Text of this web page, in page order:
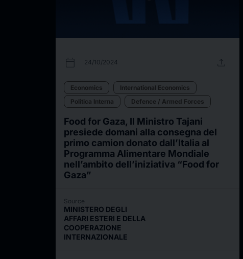
calendar_today 24/10/2024 upload
Economics
International Economics
Politica Interna
Defence / Armed Forces
Food for Gaza, Il Ministro Tajani
presiede domani alla consegna del
primo camion donato dall’Italia al
Programma Alimentare Mondiale
nell’ambito dell’iniziativa “Food for
Gaza”
Source
MINISTERO DEGLI
AFFARI ESTERI E DELLA
COOPERAZIONE
INTERNAZIONALE